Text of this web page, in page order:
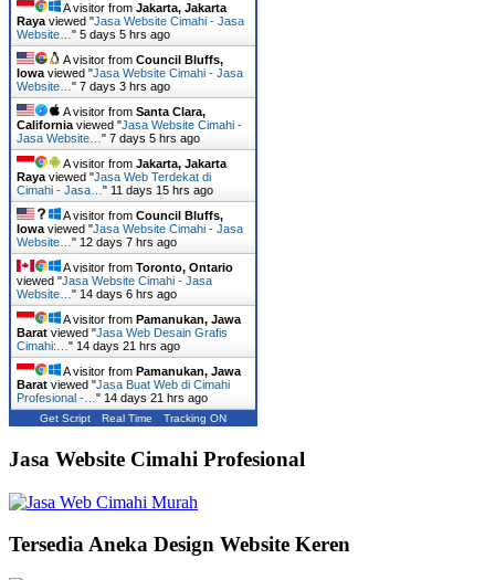
A visitor from Jakarta, Jakarta
Raya viewed "Jasa Website Cimahi - Jasa
Website… " 5 days 5 hrs ago
A visitor from Council Bluffs,
Iowa viewed "Jasa Website Cimahi - Jasa
Website… " 7 days 3 hrs ago
A visitor from Santa Clara,
California viewed "Jasa Website Cimahi -
Jasa Website… " 7 days 5 hrs ago
A visitor from Jakarta, Jakarta
Raya viewed "Jasa Web Terdekat di
Cimahi - Jasa… " 11 days 15 hrs ago
A visitor from Council Bluffs,
Iowa viewed "Jasa Website Cimahi - Jasa
Website… " 12 days 7 hrs ago
A visitor from Toronto, Ontario
viewed "Jasa Website Cimahi - Jasa
Website… " 14 days 6 hrs ago
A visitor from Pamanukan, Jawa
Barat viewed "Jasa Web Desain Grafis
Cimahi:… " 14 days 21 hrs ago
A visitor from Pamanukan, Jawa
Barat viewed "Jasa Buat Web di Cimahi
Profesional -… " 14 days 21 hrs ago
Get Script Real Time Tracking ON
Jasa Website Cimahi Profesional
Tersedia Aneka Design Website Keren